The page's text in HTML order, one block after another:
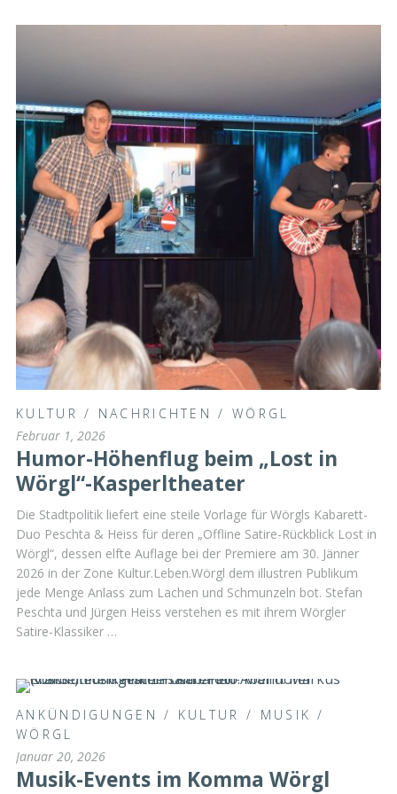
KULTUR / NACHRICHTEN /WÖRGL
Februar 1, 2026
Humor-Höhenflug beim „Lost in
Wörgl“-Kasperltheater
Die Stadtpolitik liefert eine steile Vorlage für Wörgls Kabarett-
Duo Peschta & Heiss für deren „Offline Satire-Rückblick Lost in
Wörgl“, dessen elfte Auflage bei der Premiere am 30. Jänner
2026 in der Zone Kultur.Leben.Wörgl dem illustren Publikum
jede Menge Anlass zum Lachen und Schmunzeln bot. Stefan
Peschta und Jürgen Heiss verstehen es mit ihrem Wörgler
Satire-Klassiker …
ANKÜNDIGUNGEN / KULTUR / MUSIK /
WÖRGL
Januar 20, 2026
Musik-Events im Komma Wörgl